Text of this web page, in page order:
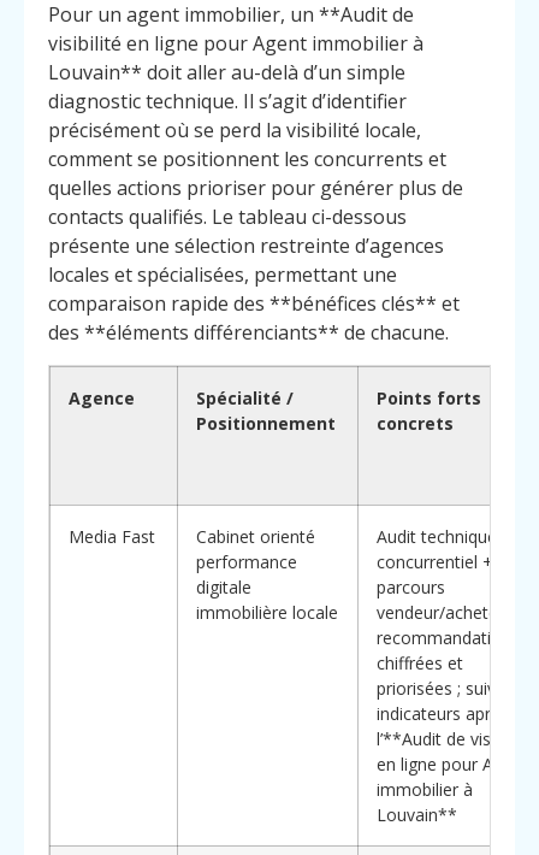
Pour un agent immobilier, un **Audit de
visibilité en ligne pour Agent immobilier à
Louvain** doit aller au-delà d’un simple
diagnostic technique. Il s’agit d’identifier
précisément où se perd la visibilité locale,
comment se positionnent les concurrents et
quelles actions prioriser pour générer plus de
contacts qualifiés. Le tableau ci-dessous
présente une sélection restreinte d’agences
locales et spécialisées, permettant une
comparaison rapide des **bénéfices clés** et
des **éléments différenciants** de chacune.
Agence
Spécialité /
Positionnement
Points forts
concrets
Media Fast
Cabinet orienté
performance
digitale
immobilière locale
Audit technique +
concurrentiel +
parcours
vendeur/acheteur ;
recommandations
chiffrées et
priorisées ; suivi des
indicateurs après
l’**Audit de visibilité
en ligne pour Agent
immobilier à
Louvain**